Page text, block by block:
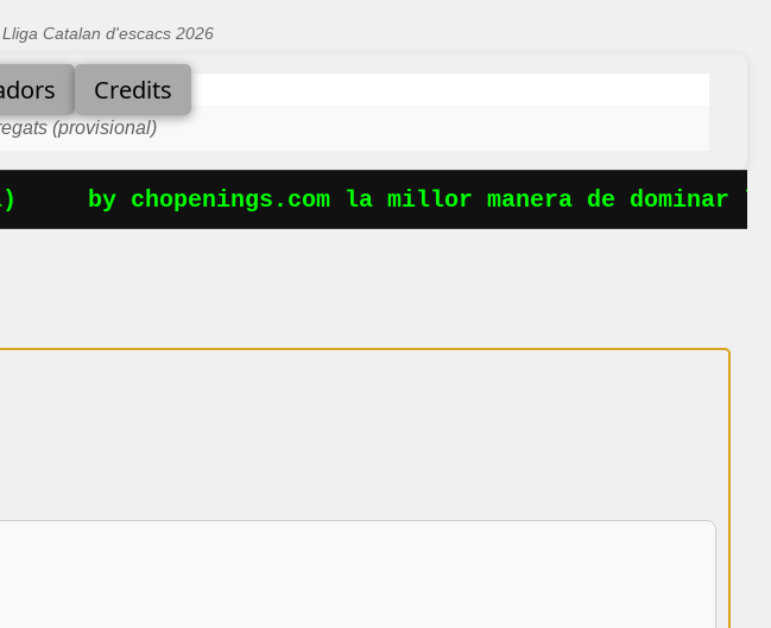
Catalan d'escacs 2026
Credits
(provisional)
by chopenings.com la millor manera de dominar